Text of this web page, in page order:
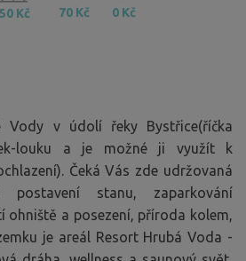
Kč 70 Kč 0 Kč
Vody v údolí řeky Bystřice(říčka
louku a je možné ji využít k
Čeká Vás zde udržovaná
stanu, zaparkování
ohniště a posezení, příroda kolem,
je areál Resort Hrubá Voda -